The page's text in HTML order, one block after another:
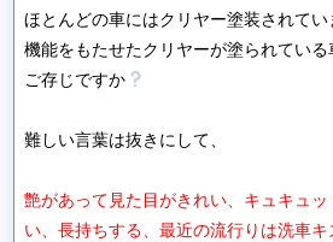
ほとんどの車にはクリヤー塗装されて
機能をもたせたクリヤーが塗られてい
ご存じですか
難しい言葉は抜きにして、
艶があって見た目がきれい、キュキュッ
い、長持ちする、最近の流行りは洗車